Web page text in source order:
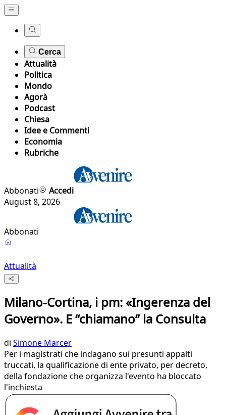
Cerca
Attualità
Politica
Mondo
Agorà
Podcast
Chiesa
Idee e Commenti
Economia
Rubriche
Abbonati
Accedi
August 8, 2026
Abbonati
Attualità
Milano-Cortina, i pm: «Ingerenza del
Governo». E “chiamano” la Consulta
di Simone Marcer
Per i magistrati che indagano sui presunti appalti
truccati, la qualificazione di ente privato, per decreto,
della fondazione che organizza l'evento ha bloccato
l'inchiesta